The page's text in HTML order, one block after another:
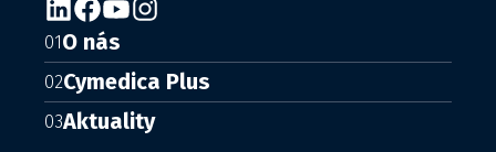
01O nás
02Cymedica Plus
03Aktuality